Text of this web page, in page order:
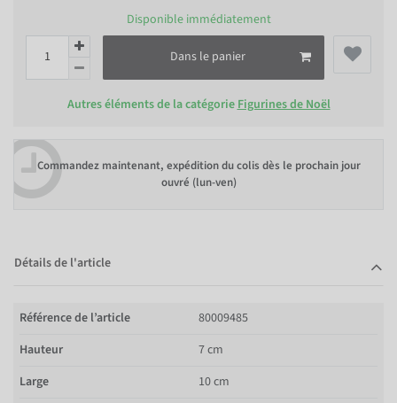
Disponible immédiatement
Dans le panier
Autres éléments de la catégorie Figurines de Noël
Commandez maintenant, expédition du colis dès le prochain jour
ouvré (lun-ven)
Détails de l'article
Référence de l’article
80009485
Hauteur
7 cm
Large
10 cm